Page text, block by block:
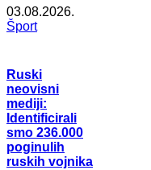
03.08.2026.
Šport
Ruski
neovisni
mediji:
Identificirali
smo 236.000
poginulih
ruskih vojnika